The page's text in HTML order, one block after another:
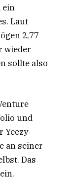
ein
Laut
2,77
wieder
sollte also
und
Yeezy-
an seiner
Das